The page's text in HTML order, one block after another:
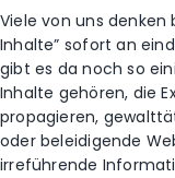
Viele von uns
Inhalte” sofort an
gibt es da noch so
Inhalte gehören, die
propagieren,
oder beleidigende
irreführende